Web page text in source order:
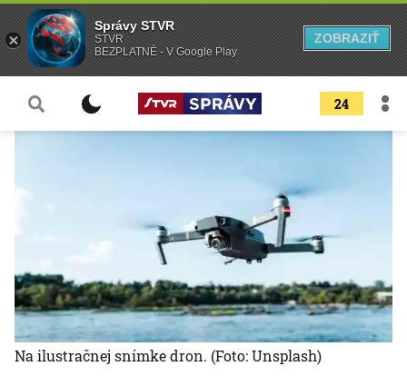
24
Na ilustračnej snímke dron. (Foto: Unsplash)
Správy STVR
STVR
BEZPLATNÉ - V Google Play
ZOBRAZIŤ